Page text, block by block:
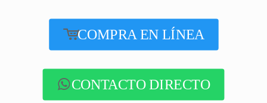
COMPRA EN LÍNEA
CONTACTO DIRECTO